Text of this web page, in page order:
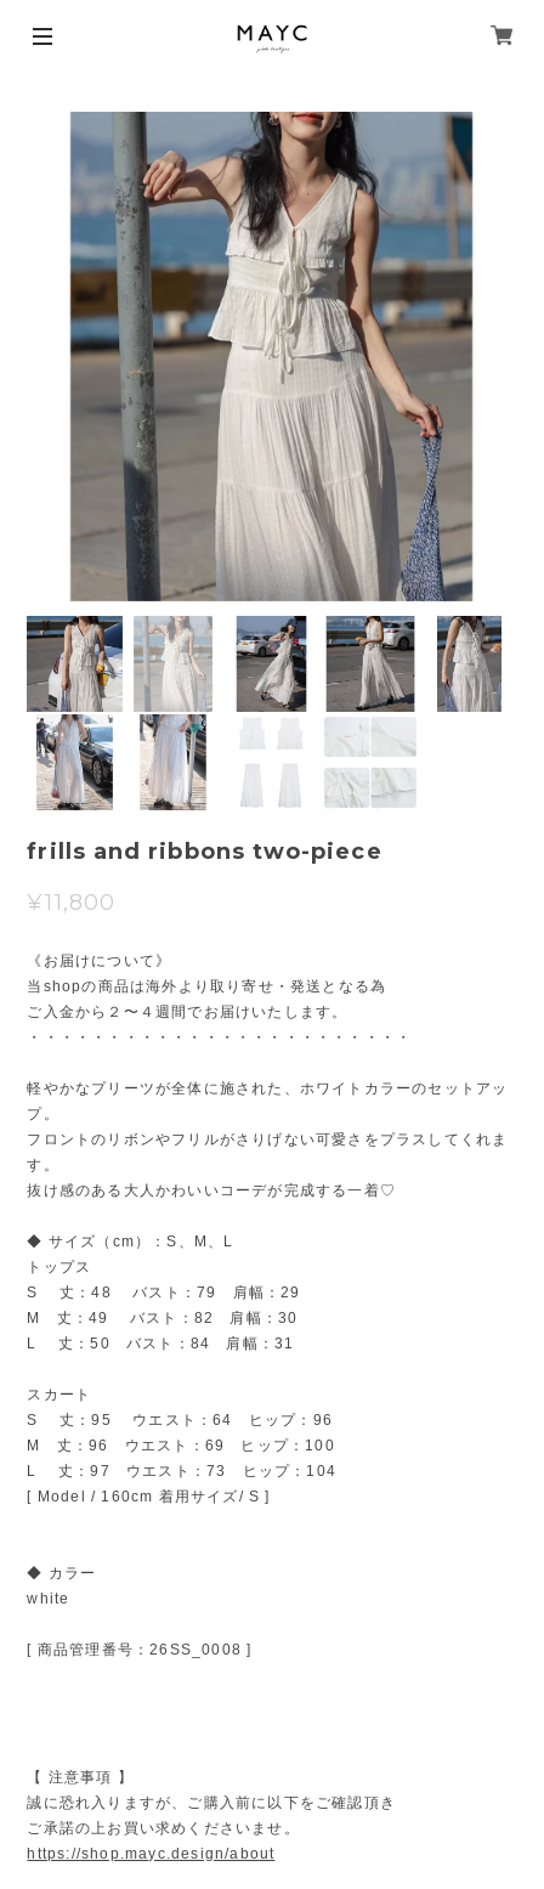
frills and ribbons two-piece
¥11,800
《お届けについて》
当shopの商品は海外より取り寄せ・発送となる為
ご入金から２〜４週間でお届けいたします。
・・・・・・・・・・・・・・・・・・・・・・・・
軽やかなプリーツが全体に施された、ホワイトカラーのセットアッ
プ。
フロントのリボンやフリルがさりげない可愛さをプラスしてくれま
す。
抜け感のある大人かわいいコーデが完成する一着♡
◆ サイズ（cm）：S、M、L
トップス
S 丈：48 バスト：79 肩幅：29
M 丈：49 バスト：82 肩幅：30
L 丈：50 バスト：84 肩幅：31
スカート
S 丈：95 ウエスト：64 ヒップ：96
M 丈：96 ウエスト：69 ヒップ：100
L 丈：97 ウエスト：73 ヒップ：104
[ Model / 160cm 着用サイズ/ S ]
◆ カラー
white
[ 商品管理番号：26SS_0008 ]
【 注意事項 】
誠に恐れ入りますが、ご購入前に以下をご確認頂き
ご承諾の上お買い求めくださいませ。
https://shop.mayc.design/about